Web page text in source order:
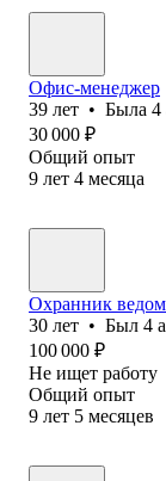
Офис-менеджер
39 лет • Была 4
30 000 ₽
Общий опыт
9 лет 4 месяца
Охранник
30 лет • Был 4
100 000 ₽
Не ищет работу
Общий опыт
9 лет 5 месяцев